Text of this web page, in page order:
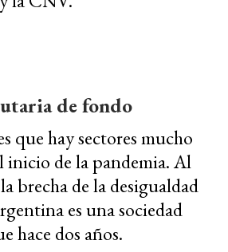
de fondo
que hay sectores mucho
inicio de la pandemia. Al
brecha de la desigualdad
es una sociedad
hace dos años.